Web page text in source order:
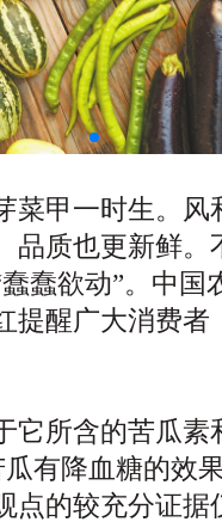
甲一时生。风
品质也更新鲜。
蠢欲动”。中国
提醒广大消费者
所含的苦瓜素
有降血糖的效
点的较充分证